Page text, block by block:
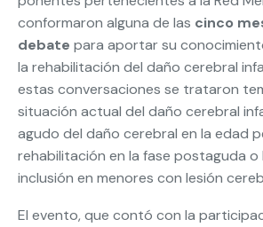
conformaron alguna de las cinco
debate para aportar su
la rehabilitación del daño cerebral
estas conversaciones se trataron
situación actual del daño cerebral
agudo del daño cerebral en la edad
rehabilitación en la fase postaguda
inclusión en menores con lesión
El evento, que contó con la